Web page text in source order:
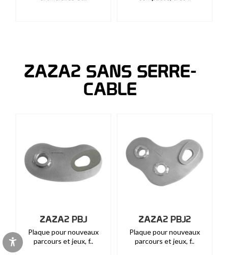
ZAZA2 SANS SERRE-
CABLE
ZAZA2 PBJ
Plaque pour nouveaux
parcours et jeux, f..
ZAZA2 PBJ2
Plaque pour nouveaux
parcours et jeux, f..